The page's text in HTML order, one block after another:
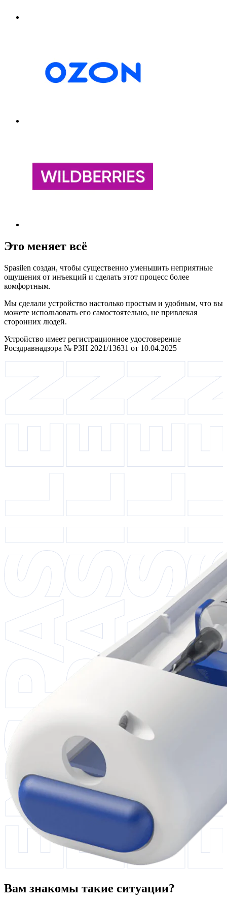
Это меняет всё
Spasilen создан, чтобы существенно уменьшить неприятные
ощущения от инъекций и сделать этот процесс более
комфортным.
Мы сделали устройство настолько простым и удобным, что вы
можете использовать его самостоятельно, не привлекая
сторонних людей.
Устройство имеет регистрационное удостоверение
Росздравнадзора № РЗН 2021/13631 от 10.04.2025
Вам знакомы такие ситуации?